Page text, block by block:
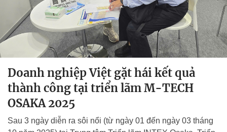
Doanh nghiệp Việt gặt hái kết quả
thành công tại triển lãm M-TECH
OSAKA 2025
Sau 3 ngày diễn ra sôi nổi (từ ngày 01 đến ngày 03 tháng